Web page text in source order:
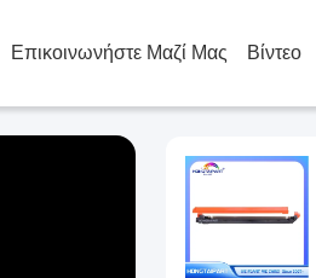
Επικοινωνήστε Μαζί Μας Βίντεο